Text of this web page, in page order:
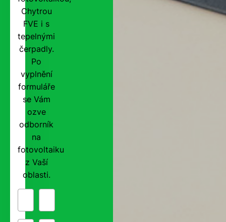
Chytrou
FVE i s
tepelnými
čerpadly.
Po
vyplnění
formuláře
se Vám
ozve
odborník
na
fotovoltaiku
z Vaší
oblasti.